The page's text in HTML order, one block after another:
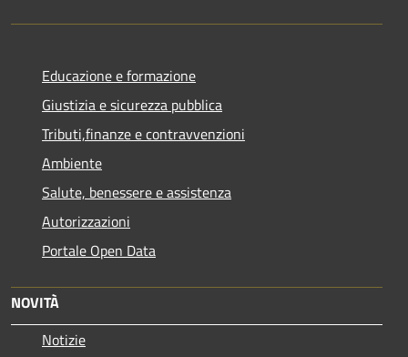
Educazione e formazione
Giustizia e sicurezza pubblica
Tributi,finanze e contravvenzioni
Ambiente
Salute, benessere e assistenza
Autorizzazioni
Portale Open Data
NOVITÀ
Notizie